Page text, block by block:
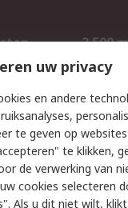
2.500
Email
uw privacy
en andere
te geven op
te klikken,
de verwerking van
cookies selecteren
Als u dit niet wilt,